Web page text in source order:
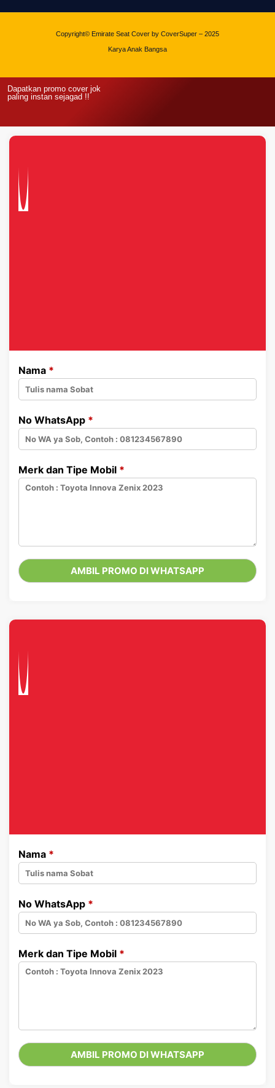
Copyright© Emirate Seat Cover by CoverSuper – 2025
Karya Anak Bangsa
Dapatkan promo cover jok
paling instan sejagad !!
Nama *
No WhatsApp *
Merk dan Tipe Mobil *
Nama *
No WhatsApp *
Merk dan Tipe Mobil *